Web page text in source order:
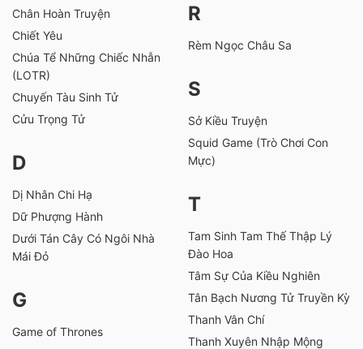
Chân Hoàn Truyện
Chiết Yêu
Chúa Tể Những Chiếc Nhẫn
(LOTR)
Chuyến Tàu Sinh Tử
Cửu Trọng Tử
D
Dị Nhân Chi Hạ
Dữ Phượng Hành
Dưới Tán Cây Có Ngôi Nhà
Mái Đỏ
G
Game of Thrones
R
Rèm Ngọc Châu Sa
S
Sở Kiều Truyện
Squid Game (Trò Chơi Con
Mực)
T
Tam Sinh Tam Thế Thập Lý
Đào Hoa
Tâm Sự Của Kiều Nghiên
Tân Bạch Nương Tử Truyền Kỳ
Thanh Vân Chí
Thanh Xuyên Nhập Mộng